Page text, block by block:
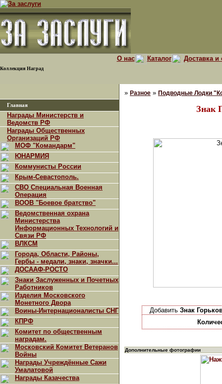
Коллекция Наград
О нас Каталог Доставка и
Главная
Награды Министерств и
Ведомств РФ
Награды Общественных
Организаций РФ
МОФ "Командарм"
ЮНАРМИЯ
Коммунисты России
Крым-Севастополь.
СВО Специальная Военная
Операция
ВООВ "Боевое братство"
Ведомственная охрана
Министерства
Информационных Технологий и
Связи РФ
ВЛКСМ
Города, Области, Районы,
Гербы - медали, знаки, значки...
ДОСААФ-РОСТО
Знаки Заслуженных и Почетных
Работников
Изделия Московского
Монетного Двора
Воины-Интернационалисты СНГ
КПРФ
Комитет по общественным
наградам.
Московский Комитет Ветеранов
Войны
Награды Учреждённые Сажи
Умалатовой
Награды Казачества
» Разное » Подводные Лодки
Знак
Добавить Знак
Дополнительные фотографии